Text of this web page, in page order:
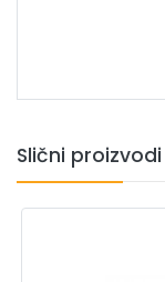
Slični proizvodi